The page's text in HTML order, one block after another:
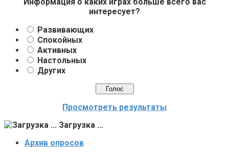
Информация о каких играх больше всего вас
интересует?
Развивающих
Спокойных
Активных
Настольных
Других
Просмотреть результаты
Загрузка ...
Архив опросов